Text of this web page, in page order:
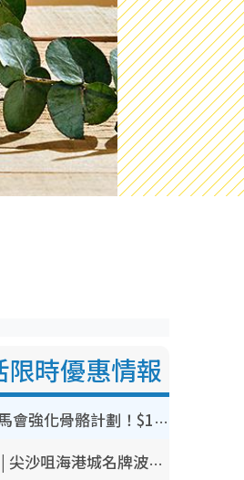
限時優惠情報
港大推賽馬會強化骨骼計劃！$100骨質密度X光檢查 完成免費運動訓練送超市禮券！附參加資格
開倉優惠 | 尖沙咀海港城名牌波鞋開倉低至1折！On鞋$899起／Joy&Peace鞋履$98起